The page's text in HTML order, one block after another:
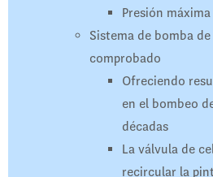
Presión
Sistema de bomba
comprobado
Ofreciendo
en el bombeo
décadas
La válvula de
recircular la